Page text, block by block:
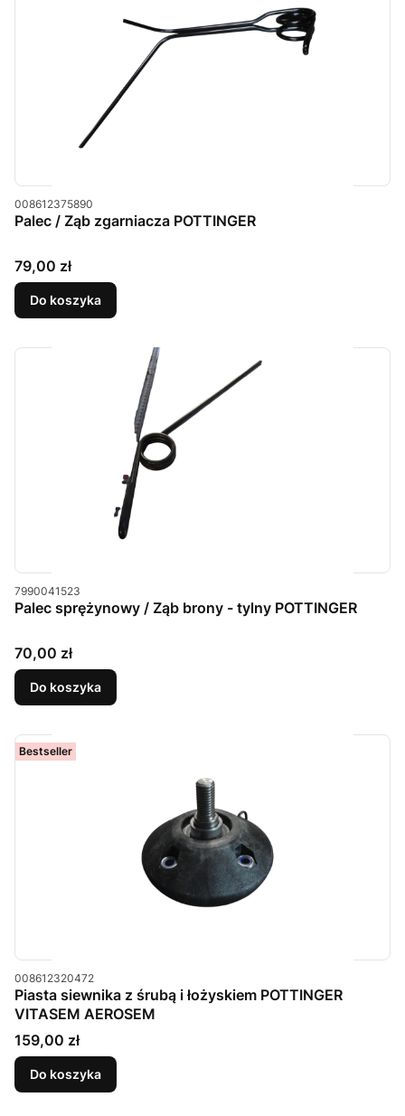
Kod produktu
008612375890
Palec / Ząb zgarniacza POTTINGER
Cena
79,00 zł
Do koszyka
Kod produktu
7990041523
Palec sprężynowy / Ząb brony - tylny POTTINGER
Cena
70,00 zł
Do koszyka
Bestseller
Kod produktu
008612320472
Piasta siewnika z śrubą i łożyskiem POTTINGER
VITASEM AEROSEM
Cena
159,00 zł
Do koszyka